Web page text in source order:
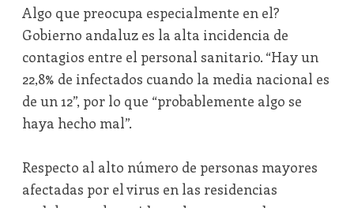
Algo que preocupa especialmente en el?
Gobierno andaluz es la alta incidencia de
contagios entre el personal sanitario. “Hay un
22,8% de infectados cuando la media nacional es
de un 12”, por lo que “probablemente algo se
haya hecho mal”.
Respecto al alto número de personas mayores
afectadas por el virus en las residencias